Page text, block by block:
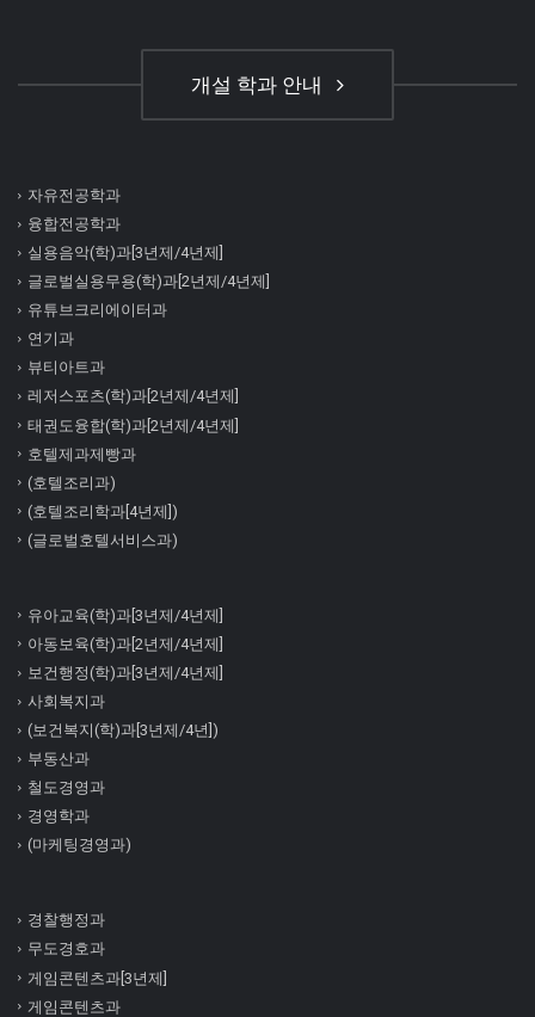
개설 학과 안내
자유전공학과
융합전공학과
실용음악(학)과[3년제/4년제]
글로벌실용무용(학)과[2년제/4년제]
유튜브크리에이터과
연기과
뷰티아트과
레저스포츠(학)과[2년제/4년제]
태권도융합(학)과[2년제/4년제]
호텔제과제빵과
(호텔조리과)
(호텔조리학과[4년제])
(글로벌호텔서비스과)
유아교육(학)과[3년제/4년제]
아동보육(학)과[2년제/4년제]
보건행정(학)과[3년제/4년제]
사회복지과
(보건복지(학)과[3년제/4년])
부동산과
철도경영과
경영학과
(마케팅경영과)
경찰행정과
무도경호과
게임콘텐츠과[3년제]
게임콘텐츠과